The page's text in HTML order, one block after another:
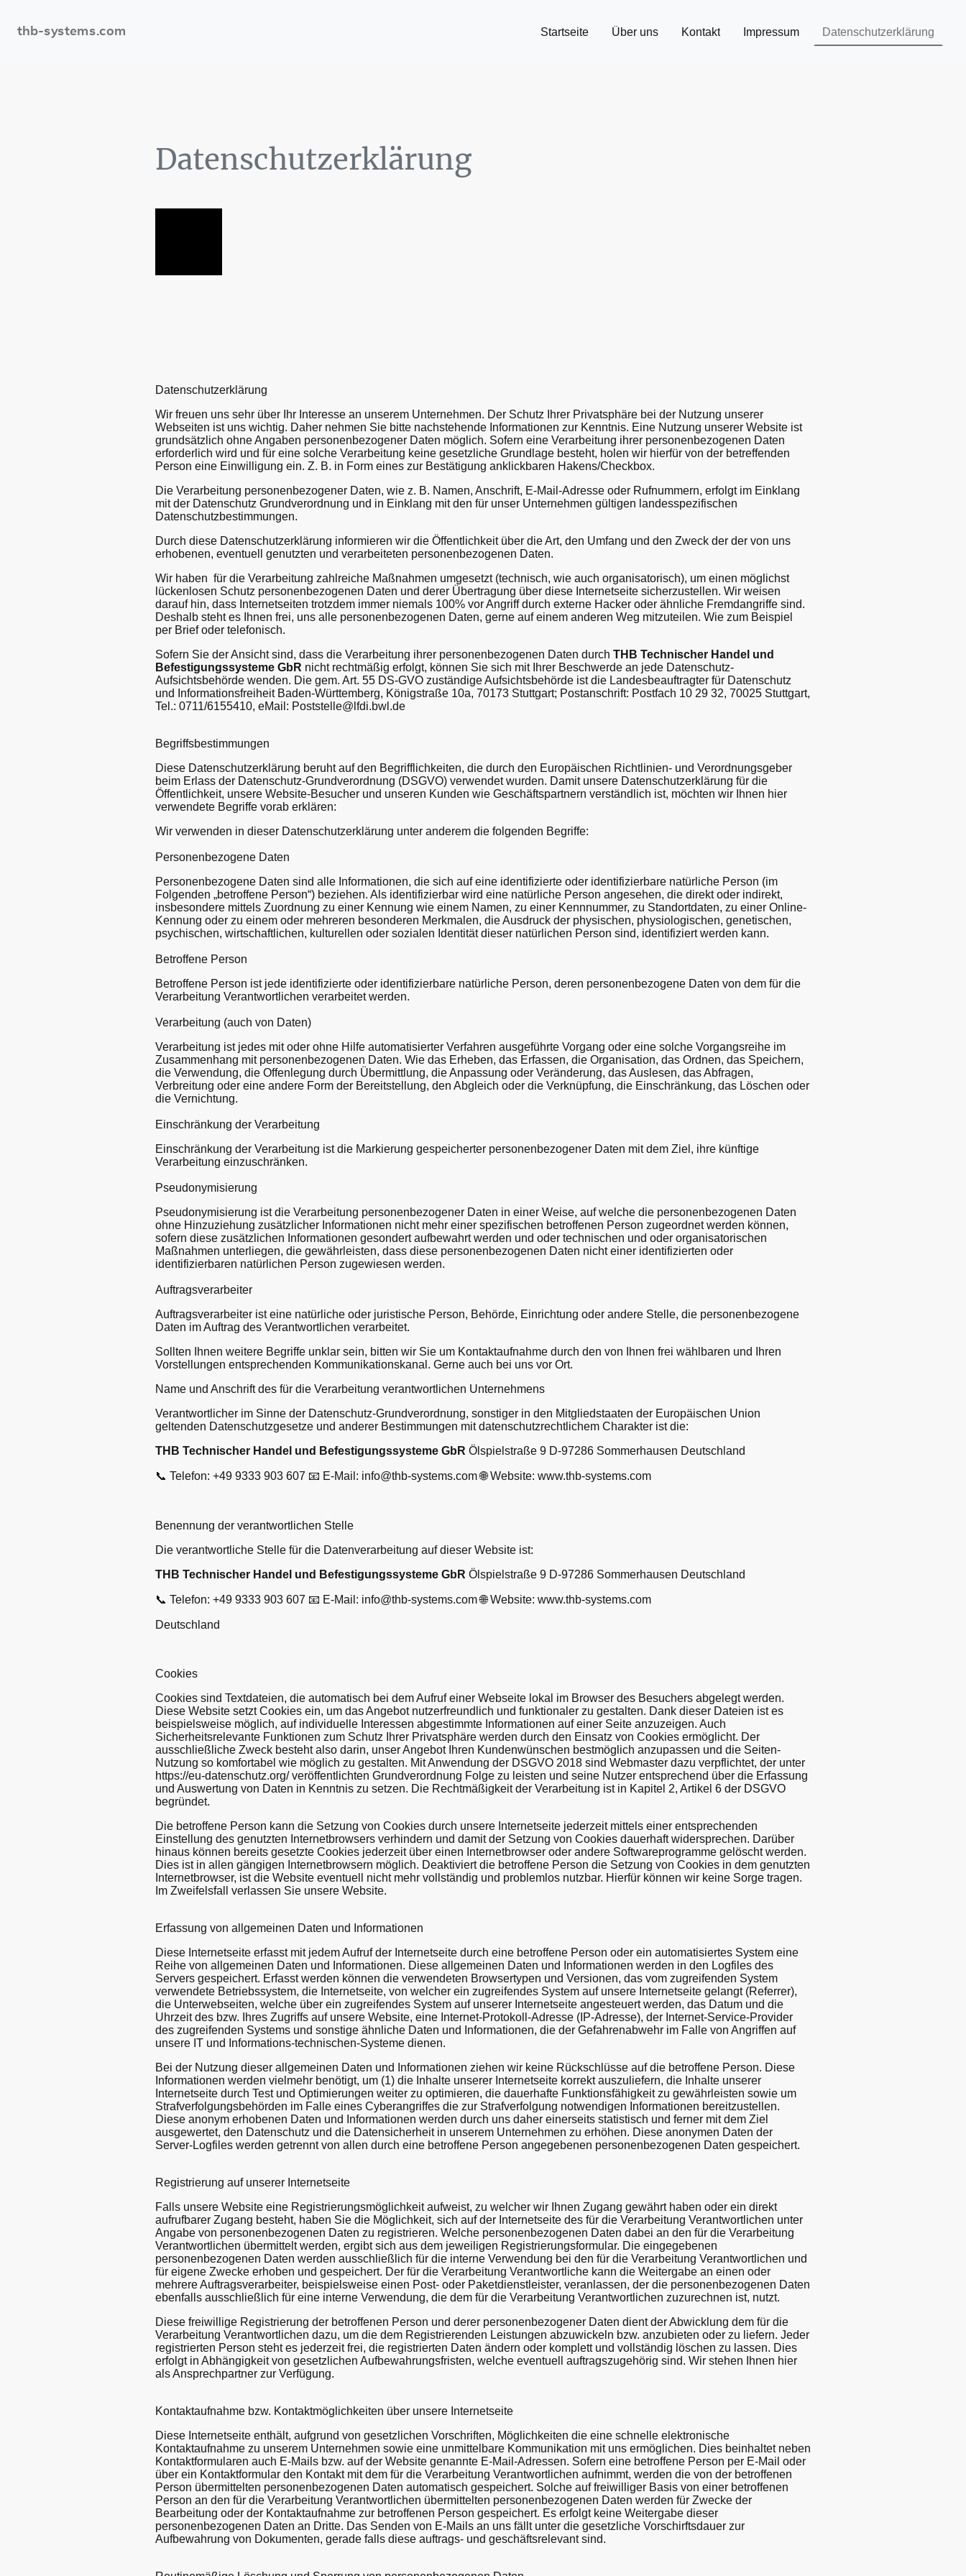
thb-systems.com Startseite Über uns Kontakt Impressum Datenschutzerklärung
Datenschutzerklärung
Datenschutzerklärung
Wir freuen uns sehr über Ihr Interesse an unserem Unternehmen. Der Schutz Ihrer Privatsphäre bei der Nutzung unserer
Webseiten ist uns wichtig. Daher nehmen Sie bitte nachstehende Informationen zur Kenntnis. Eine Nutzung unserer Website ist
grundsätzlich ohne Angaben personenbezogener Daten möglich. Sofern eine Verarbeitung ihrer personenbezogenen Daten
erforderlich wird und für eine solche Verarbeitung keine gesetzliche Grundlage besteht, holen wir hierfür von der betreffenden
Person eine Einwilligung ein. Z. B. in Form eines zur Bestätigung anklickbaren Hakens/Checkbox.
Die Verarbeitung personenbezogener Daten, wie z. B. Namen, Anschrift, E-Mail-Adresse oder Rufnummern, erfolgt im Einklang
mit der Datenschutz Grundverordnung und in Einklang mit den für unser Unternehmen gültigen landesspezifischen
Datenschutzbestimmungen.
Durch diese Datenschutzerklärung informieren wir die Öffentlichkeit über die Art, den Umfang und den Zweck der der von uns
erhobenen, eventuell genutzten und verarbeiteten personenbezogenen Daten.
Wir haben für die Verarbeitung zahlreiche Maßnahmen umgesetzt (technisch, wie auch organisatorisch), um einen möglichst
lückenlosen Schutz personenbezogenen Daten und derer Übertragung über diese Internetseite sicherzustellen. Wir weisen
darauf hin, dass Internetseiten trotzdem immer niemals 100% vor Angriff durch externe Hacker oder ähnliche Fremdangriffe sind.
Deshalb steht es Ihnen frei, uns alle personenbezogenen Daten, gerne auf einem anderen Weg mitzuteilen. Wie zum Beispiel
per Brief oder telefonisch.
Sofern Sie der Ansicht sind, dass die Verarbeitung ihrer personenbezogenen Daten durch THB Technischer Handel und
Befestigungssysteme GbR nicht rechtmäßig erfolgt, können Sie sich mit Ihrer Beschwerde an jede Datenschutz-
Aufsichtsbehörde wenden. Die gem. Art. 55 DS-GVO zuständige Aufsichtsbehörde ist die Landesbeauftragter für Datenschutz
und Informationsfreiheit Baden-Württemberg, Königstraße 10a, 70173 Stuttgart; Postanschrift: Postfach 10 29 32, 70025 Stuttgart,
Tel.: 0711/6155410, eMail: Poststelle@lfdi.bwl.de
Begriffsbestimmungen
Diese Datenschutzerklärung beruht auf den Begrifflichkeiten, die durch den Europäischen Richtlinien- und Verordnungsgeber
beim Erlass der Datenschutz-Grundverordnung (DSGVO) verwendet wurden. Damit unsere Datenschutzerklärung für die
Öffentlichkeit, unsere Website-Besucher und unseren Kunden wie Geschäftspartnern verständlich ist, möchten wir Ihnen hier
verwendete Begriffe vorab erklären:
Wir verwenden in dieser Datenschutzerklärung unter anderem die folgenden Begriffe:
Personenbezogene Daten
Personenbezogene Daten sind alle Informationen, die sich auf eine identifizierte oder identifizierbare natürliche Person (im
Folgenden „betroffene Person“) beziehen. Als identifizierbar wird eine natürliche Person angesehen, die direkt oder indirekt,
insbesondere mittels Zuordnung zu einer Kennung wie einem Namen, zu einer Kennnummer, zu Standortdaten, zu einer Online-
Kennung oder zu einem oder mehreren besonderen Merkmalen, die Ausdruck der physischen, physiologischen, genetischen,
psychischen, wirtschaftlichen, kulturellen oder sozialen Identität dieser natürlichen Person sind, identifiziert werden kann.
Betroffene Person
Betroffene Person ist jede identifizierte oder identifizierbare natürliche Person, deren personenbezogene Daten von dem für die
Verarbeitung Verantwortlichen verarbeitet werden.
Verarbeitung (auch von Daten)
Verarbeitung ist jedes mit oder ohne Hilfe automatisierter Verfahren ausgeführte Vorgang oder eine solche Vorgangsreihe im
Zusammenhang mit personenbezogenen Daten. Wie das Erheben, das Erfassen, die Organisation, das Ordnen, das Speichern,
die Verwendung, die Offenlegung durch Übermittlung, die Anpassung oder Veränderung, das Auslesen, das Abfragen,
Verbreitung oder eine andere Form der Bereitstellung, den Abgleich oder die Verknüpfung, die Einschränkung, das Löschen oder
die Vernichtung.
Einschränkung der Verarbeitung
Einschränkung der Verarbeitung ist die Markierung gespeicherter personenbezogener Daten mit dem Ziel, ihre künftige
Verarbeitung einzuschränken.
Pseudonymisierung
Pseudonymisierung ist die Verarbeitung personenbezogener Daten in einer Weise, auf welche die personenbezogenen Daten
ohne Hinzuziehung zusätzlicher Informationen nicht mehr einer spezifischen betroffenen Person zugeordnet werden können,
sofern diese zusätzlichen Informationen gesondert aufbewahrt werden und oder technischen und oder organisatorischen
Maßnahmen unterliegen, die gewährleisten, dass diese personenbezogenen Daten nicht einer identifizierten oder
identifizierbaren natürlichen Person zugewiesen werden.
Auftragsverarbeiter
Auftragsverarbeiter ist eine natürliche oder juristische Person, Behörde, Einrichtung oder andere Stelle, die personenbezogene
Daten im Auftrag des Verantwortlichen verarbeitet.
Sollten Ihnen weitere Begriffe unklar sein, bitten wir Sie um Kontaktaufnahme durch den von Ihnen frei wählbaren und Ihren
Vorstellungen entsprechenden Kommunikationskanal. Gerne auch bei uns vor Ort.
Name und Anschrift des für die Verarbeitung verantwortlichen Unternehmens
Verantwortlicher im Sinne der Datenschutz-Grundverordnung, sonstiger in den Mitgliedstaaten der Europäischen Union
geltenden Datenschutzgesetze und anderer Bestimmungen mit datenschutzrechtlichem Charakter ist die:
THB Technischer Handel und Befestigungssysteme GbR Ölspielstraße 9 D-97286 Sommerhausen Deutschland
📞 Telefon: +49 9333 903 607 📧 E-Mail: info@thb-systems.com 🌐 Website: www.thb-systems.com
Benennung der verantwortlichen Stelle
Die verantwortliche Stelle für die Datenverarbeitung auf dieser Website ist:
THB Technischer Handel und Befestigungssysteme GbR Ölspielstraße 9 D-97286 Sommerhausen Deutschland
📞 Telefon: +49 9333 903 607 📧 E-Mail: info@thb-systems.com 🌐 Website: www.thb-systems.com
Deutschland
Cookies
Cookies sind Textdateien, die automatisch bei dem Aufruf einer Webseite lokal im Browser des Besuchers abgelegt werden.
Diese Website setzt Cookies ein, um das Angebot nutzerfreundlich und funktionaler zu gestalten. Dank dieser Dateien ist es
beispielsweise möglich, auf individuelle Interessen abgestimmte Informationen auf einer Seite anzuzeigen. Auch
Sicherheitsrelevante Funktionen zum Schutz Ihrer Privatsphäre werden durch den Einsatz von Cookies ermöglicht. Der
ausschließliche Zweck besteht also darin, unser Angebot Ihren Kundenwünschen bestmöglich anzupassen und die Seiten-
Nutzung so komfortabel wie möglich zu gestalten. Mit Anwendung der DSGVO 2018 sind Webmaster dazu verpflichtet, der unter
https://eu-datenschutz.org/ veröffentlichten Grundverordnung Folge zu leisten und seine Nutzer entsprechend über die Erfassung
und Auswertung von Daten in Kenntnis zu setzen. Die Rechtmäßigkeit der Verarbeitung ist in Kapitel 2, Artikel 6 der DSGVO
begründet.
Die betroffene Person kann die Setzung von Cookies durch unsere Internetseite jederzeit mittels einer entsprechenden
Einstellung des genutzten Internetbrowsers verhindern und damit der Setzung von Cookies dauerhaft widersprechen. Darüber
hinaus können bereits gesetzte Cookies jederzeit über einen Internetbrowser oder andere Softwareprogramme gelöscht werden.
Dies ist in allen gängigen Internetbrowsern möglich. Deaktiviert die betroffene Person die Setzung von Cookies in dem genutzten
Internetbrowser, ist die Website eventuell nicht mehr vollständig und problemlos nutzbar. Hierfür können wir keine Sorge tragen.
Im Zweifelsfall verlassen Sie unsere Website.
Erfassung von allgemeinen Daten und Informationen
Diese Internetseite erfasst mit jedem Aufruf der Internetseite durch eine betroffene Person oder ein automatisiertes System eine
Reihe von allgemeinen Daten und Informationen. Diese allgemeinen Daten und Informationen werden in den Logfiles des
Servers gespeichert. Erfasst werden können die verwendeten Browsertypen und Versionen, das vom zugreifenden System
verwendete Betriebssystem, die Internetseite, von welcher ein zugreifendes System auf unsere Internetseite gelangt (Referrer),
die Unterwebseiten, welche über ein zugreifendes System auf unserer Internetseite angesteuert werden, das Datum und die
Uhrzeit des bzw. Ihres Zugriffs auf unsere Website, eine Internet-Protokoll-Adresse (IP-Adresse), der Internet-Service-Provider
des zugreifenden Systems und sonstige ähnliche Daten und Informationen, die der Gefahrenabwehr im Falle von Angriffen auf
unsere IT und Informations-technischen-Systeme dienen.
Bei der Nutzung dieser allgemeinen Daten und Informationen ziehen wir keine Rückschlüsse auf die betroffene Person. Diese
Informationen werden vielmehr benötigt, um (1) die Inhalte unserer Internetseite korrekt auszuliefern, die Inhalte unserer
Internetseite durch Test und Optimierungen weiter zu optimieren, die dauerhafte Funktionsfähigkeit zu gewährleisten sowie um
Strafverfolgungsbehörden im Falle eines Cyberangriffes die zur Strafverfolgung notwendigen Informationen bereitzustellen.
Diese anonym erhobenen Daten und Informationen werden durch uns daher einerseits statistisch und ferner mit dem Ziel
ausgewertet, den Datenschutz und die Datensicherheit in unserem Unternehmen zu erhöhen. Diese anonymen Daten der
Server-Logfiles werden getrennt von allen durch eine betroffene Person angegebenen personenbezogenen Daten gespeichert.
Registrierung auf unserer Internetseite
Falls unsere Website eine Registrierungsmöglichkeit aufweist, zu welcher wir Ihnen Zugang gewährt haben oder ein direkt
aufrufbarer Zugang besteht, haben Sie die Möglichkeit, sich auf der Internetseite des für die Verarbeitung Verantwortlichen unter
Angabe von personenbezogenen Daten zu registrieren. Welche personenbezogenen Daten dabei an den für die Verarbeitung
Verantwortlichen übermittelt werden, ergibt sich aus dem jeweiligen Registrierungsformular. Die eingegebenen
personenbezogenen Daten werden ausschließlich für die interne Verwendung bei den für die Verarbeitung Verantwortlichen und
für eigene Zwecke erhoben und gespeichert. Der für die Verarbeitung Verantwortliche kann die Weitergabe an einen oder
mehrere Auftragsverarbeiter, beispielsweise einen Post- oder Paketdienstleister, veranlassen, der die personenbezogenen Daten
ebenfalls ausschließlich für eine interne Verwendung, die dem für die Verarbeitung Verantwortlichen zuzurechnen ist, nutzt.
Diese freiwillige Registrierung der betroffenen Person und derer personenbezogener Daten dient der Abwicklung dem für die
Verarbeitung Verantwortlichen dazu, um die dem Registrierenden Leistungen abzuwickeln bzw. anzubieten oder zu liefern. Jeder
registrierten Person steht es jederzeit frei, die registrierten Daten ändern oder komplett und vollständig löschen zu lassen. Dies
erfolgt in Abhängigkeit von gesetzlichen Aufbewahrungsfristen, welche eventuell auftragszugehörig sind. Wir stehen Ihnen hier
als Ansprechpartner zur Verfügung.
Kontaktaufnahme bzw. Kontaktmöglichkeiten über unsere Internetseite
Diese Internetseite enthält, aufgrund von gesetzlichen Vorschriften, Möglichkeiten die eine schnelle elektronische
Kontaktaufnahme zu unserem Unternehmen sowie eine unmittelbare Kommunikation mit uns ermöglichen. Dies beinhaltet neben
Kontaktformularen auch E-Mails bzw. auf der Website genannte E-Mail-Adressen. Sofern eine betroffene Person per E-Mail oder
über ein Kontaktformular den Kontakt mit dem für die Verarbeitung Verantwortlichen aufnimmt, werden die von der betroffenen
Person übermittelten personenbezogenen Daten automatisch gespeichert. Solche auf freiwilliger Basis von einer betroffenen
Person an den für die Verarbeitung Verantwortlichen übermittelten personenbezogenen Daten werden für Zwecke der
Bearbeitung oder der Kontaktaufnahme zur betroffenen Person gespeichert. Es erfolgt keine Weitergabe dieser
personenbezogenen Daten an Dritte. Das Senden von E-Mails an uns fällt unter die gesetzliche Vorschirftsdauer zur
Aufbewahrung von Dokumenten, gerade falls diese auftrags- und geschäftsrelevant sind.